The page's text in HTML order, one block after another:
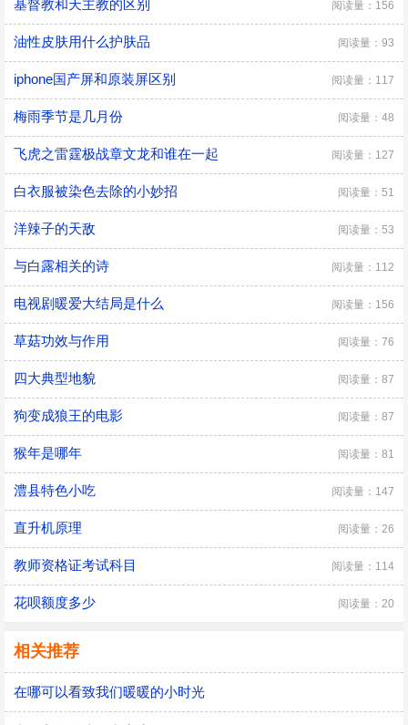
基督教和天主教的区别 阅读量：156
油性皮肤用什么护肤品 阅读量：93
iphone国产屏和原装屏区别 阅读量：117
梅雨季节是几月份 阅读量：48
飞虎之雷霆极战章文龙和谁在一起 阅读量：127
白衣服被染色去除的小妙招 阅读量：51
洋辣子的天敌 阅读量：53
与白露相关的诗 阅读量：112
电视剧暖爱大结局是什么 阅读量：156
草菇功效与作用 阅读量：76
四大典型地貌 阅读量：87
狗变成狼王的电影 阅读量：87
猴年是哪年 阅读量：81
澧县特色小吃 阅读量：147
直升机原理 阅读量：26
教师资格证考试科目 阅读量：114
花呗额度多少 阅读量：20
相关推荐
在哪可以看致我们暖暖的小时光